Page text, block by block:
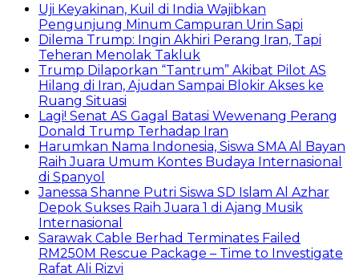
Uji Keyakinan, Kuil di India Wajibkan
Pengunjung Minum Campuran Urin Sapi
Dilema Trump: Ingin Akhiri Perang Iran, Tapi
Teheran Menolak Takluk
Trump Dilaporkan “Tantrum” Akibat Pilot AS
Hilang di Iran, Ajudan Sampai Blokir Akses ke
Ruang Situasi
Lagi! Senat AS Gagal Batasi Wewenang Perang
Donald Trump Terhadap Iran
Harumkan Nama Indonesia, Siswa SMA Al Bayan
Raih Juara Umum Kontes Budaya Internasional
di Spanyol
Janessa Shanne Putri Siswa SD Islam Al Azhar
Depok Sukses Raih Juara 1 di Ajang Musik
Internasional
Sarawak Cable Berhad Terminates Failed
RM250M Rescue Package – Time to Investigate
Rafat Ali Rizvi